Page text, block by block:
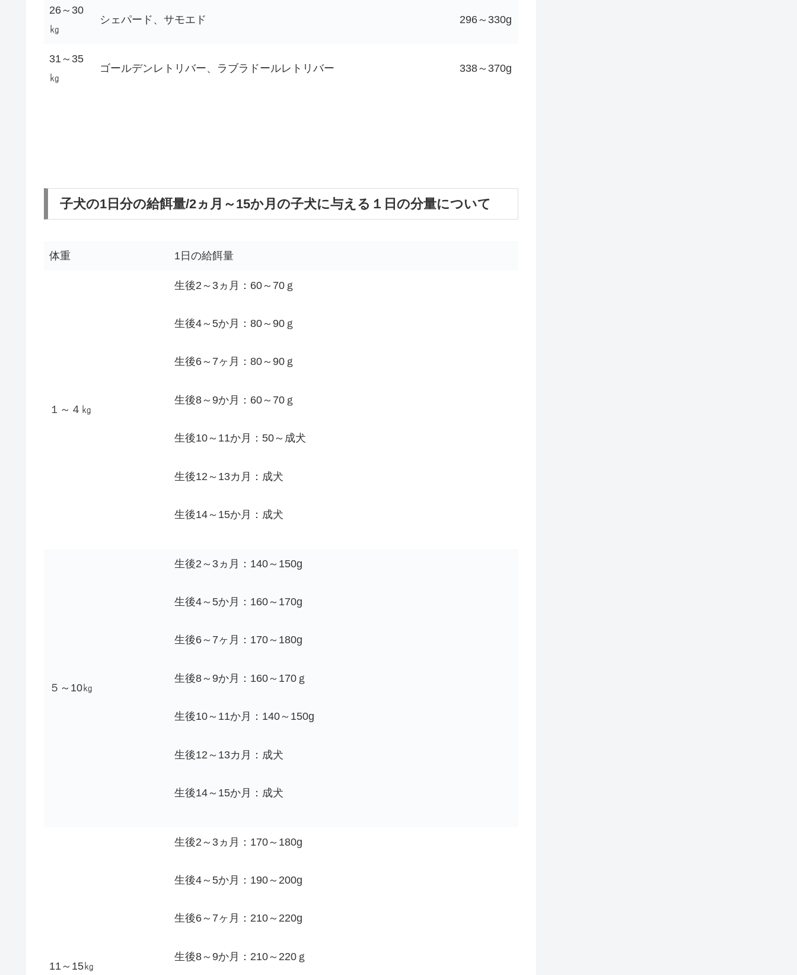
26～30
㎏
シェパード、サモエド 296～330g
31～35
㎏
ゴールデンレトリバー、ラブラドールレトリバー 338～370g
子犬の1日分の給餌量/2ヵ月～15か月の子犬に与える１日の分量について
体重 1日の給餌量
１～４㎏
生後2～3ヵ月：60～70ｇ
生後4～5か月：80～90ｇ
生後6～7ヶ月：80～90ｇ
生後8～9か月：60～70ｇ
生後10～11か月：50～成犬
生後12～13カ月：成犬
生後14～15か月：成犬
５～10㎏
生後2～3ヵ月：140～150g
生後4～5か月：160～170g
生後6～7ヶ月：170～180g
生後8～9か月：160～170ｇ
生後10～11か月：140～150g
生後12～13カ月：成犬
生後14～15か月：成犬
11～15㎏
生後2～3ヵ月：170～180g
生後4～5か月：190～200g
生後6～7ヶ月：210～220g
生後8～9か月：210～220ｇ